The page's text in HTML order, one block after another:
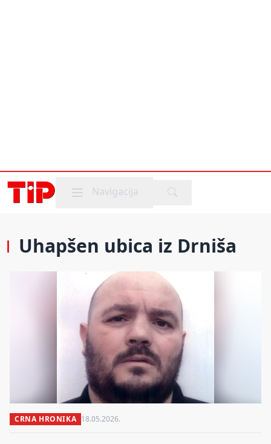
Mobile menu
Navigacija
Uhapšen ubica iz Drniša
CRNA HRONIKA 18.05.2026.